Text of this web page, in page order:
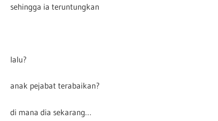
sehingga ia teruntungkan
lalu?
anak pejabat terabaikan?
di mana dia sekarang…